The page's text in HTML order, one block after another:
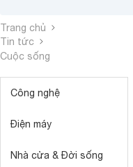
Trang chủ
Tin tức
Cuộc sống
Công nghệ
Điện máy
Nhà cửa & Đời sống